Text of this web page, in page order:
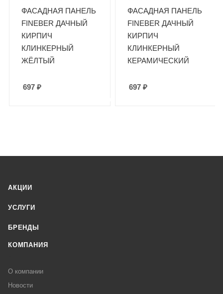
ФАСАДНАЯ ПАНЕЛЬ
FINEBER ДАЧНЫЙ
КИРПИЧ
КЛИНКЕРНЫЙ
ЖЁЛТЫЙ
697 ₽
ФАСАДНАЯ ПАНЕЛЬ
FINEBER ДАЧНЫЙ
КИРПИЧ
КЛИНКЕРНЫЙ
КЕРАМИЧЕСКИЙ
697 ₽
АКЦИИ
УСЛУГИ
БРЕНДЫ
КОМПАНИЯ
О компании
Новости